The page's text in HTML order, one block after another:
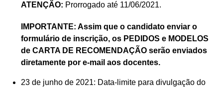
ATENÇÃO: Prorrogado até 11/06/2021.
IMPORTANTE: Assim que o candidato enviar o
formulário de inscrição, os PEDIDOS e MODELOS
de CARTA DE RECOMENDAÇÃO serão enviados
diretamente por e-mail aos docentes.
23 de junho de 2021: Data-limite para divulgação do